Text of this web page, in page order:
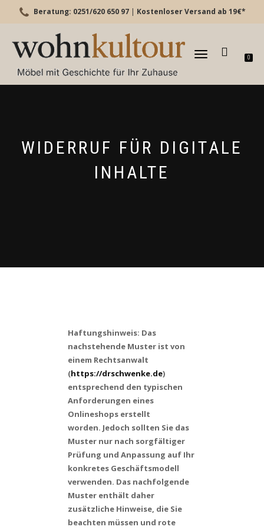
Beratung: 0251/620 650 97 | Kostenloser Versand ab 19€*
TOGGLE
0
WIDERRUF FÜR DIGITALE
INHALTE
Haftungshinweis: Das
nachstehende Muster ist von
einem Rechtsanwalt
(https://drschwenke.de)
entsprechend den typischen
Anforderungen eines
Onlineshops erstellt
worden. Jedoch sollten Sie das
Muster nur nach sorgfältiger
Prüfung und Anpassung auf Ihr
konkretes Geschäftsmodell
verwenden. Das nachfolgende
Muster enthält daher
zusätzliche Hinweise, die Sie
beachten müssen und rote